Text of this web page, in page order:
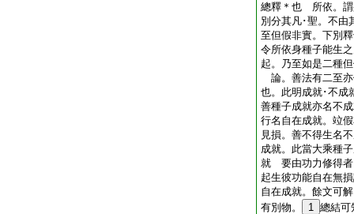
總釋＊也 所依。謂
別分其凡･聖。不
至但假非實。下別
令所依身種子能生
起。乃至如是二種
論。善法有二至
也。此明成就･不成
善種子成就亦名不
行名自在成就。竝
見損。善不得生名
成就。此當大乘種
就 要由功力修得
起生彼功能自在無
自在成就。餘文
有別物。
1 總結